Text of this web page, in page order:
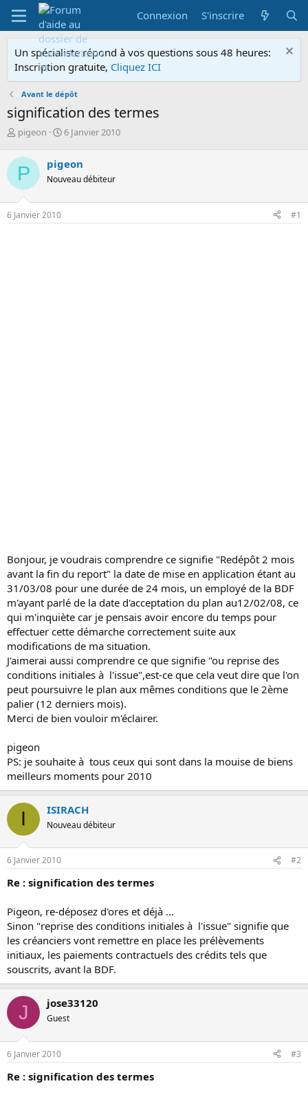
Connexion S'inscrire
Un spécialiste répond à vos questions sous 48 heures:
Inscription gratuite, Cliquez ICI
Avant le dépôt
signification des termes
A
t
e
u
r
d
e
pigeon
D
e
d
d
6 Janvier 2010
P pigeon
Nouveau débiteur
6 Janvier 2010 #1
Bonjour, je voudrais comprendre ce signifie "Redépôt 2 mois
avant la fin du report" la date de mise en application étant au
31/03/08 pour une durée de 24 mois, un employé de la BDF
m'ayant parlé de la date d'acceptation du plan au12/02/08, ce
qui m'inquiète car je pensais avoir encore du temps pour
effectuer cette démarche correctement suite aux
modifications de ma situation.
J'aimerai aussi comprendre ce que signifie "ou reprise des
conditions initiales à l'issue",est-ce que cela veut dire que l'on
peut poursuivre le plan aux mêmes conditions que le 2ème
palier (12 derniers mois).
Merci de bien vouloir m'éclairer.
pigeon
PS: je souhaite à tous ceux qui sont dans la mouise de biens
meilleurs moments pour 2010
I ISIRACH
Nouveau débiteur
6 Janvier 2010 #2
Re : signification des termes
Pigeon, re-déposez d'ores et déjà ...
Sinon "reprise des conditions initiales à l'issue" signifie que
les créanciers vont remettre en place les prélèvements
initiaux, les paiements contractuels des crédits tels que
souscrits, avant la BDF.
J jose33120
Guest
6 Janvier 2010 #3
Re : signification des termes